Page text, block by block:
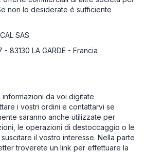
non lo desiderate é sufficiente
SAS
83130 LA GARDE - Francia
da voi digitate
i vostri ordini e contattarvi se
saranno anche utilizzate per
le operazioni di destoccaggio o le
il vostro interesse. Nella parte
troverete un link per effettuare la